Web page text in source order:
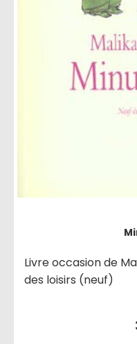
Livre occasion de
des loisirs (neuf)